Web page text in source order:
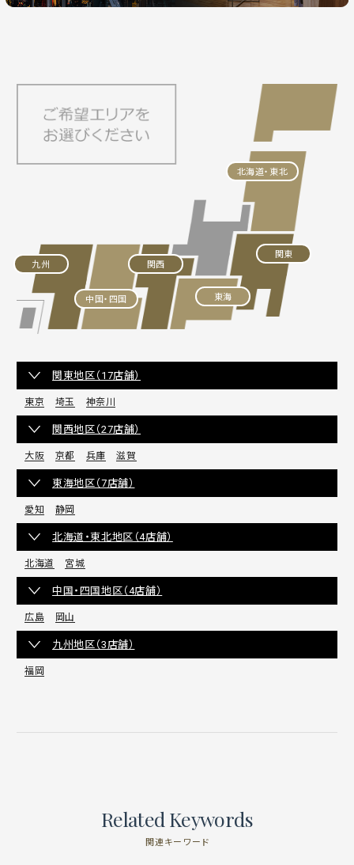
北海道・東北
関東
東海
関西
中国・四国
九州
関東地区（17店舗）
東京 埼玉 神奈川
関西地区（27店舗）
大阪 京都 兵庫 滋賀
東海地区（7店舗）
愛知 静岡
北海道・東北地区（4店舗）
北海道 宮城
中国・四国地区（4店舗）
広島 岡山
九州地区（3店舗）
福岡
Related Keywords
関連キーワード